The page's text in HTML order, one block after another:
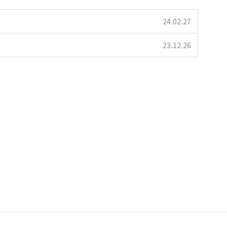
24.02.27
23.12.26